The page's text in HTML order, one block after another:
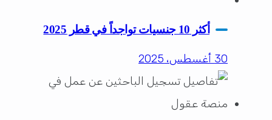
أكثر 10 جنسيات تواجداً في قطر 2025
30 أغسطس، 2025